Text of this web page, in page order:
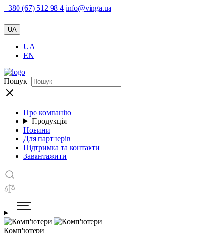
+380 (67) 512 98 4 info@vinga.ua
UA
UA
EN
Пошук
Про компанію
Продукція
Новини
Для партнерів
Підтримка та контакти
Завантажити
Комп'ютери